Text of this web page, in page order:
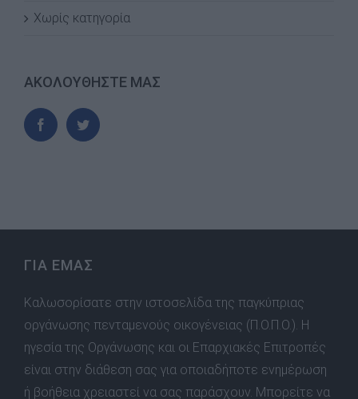
Χωρίς κατηγορία
ΑΚΟΛΟΥΘΗΣΤΕ ΜΑΣ
ΓΙΑ ΕΜΑΣ
Καλωσορίσατε στην ιστοσελίδα της παγκύπριας
οργάνωσης πενταμενούς οικογένειας (Π.Ο.Π.Ο.). Η
ηγεσία της Οργάνωσης και οι Επαρχιακές Επιτροπές
είναι στην διάθεση σας για οποιαδήποτε ενημέρωση
ή βοήθεια χρειαστεί να σας παράσχουν. Μπορείτε να